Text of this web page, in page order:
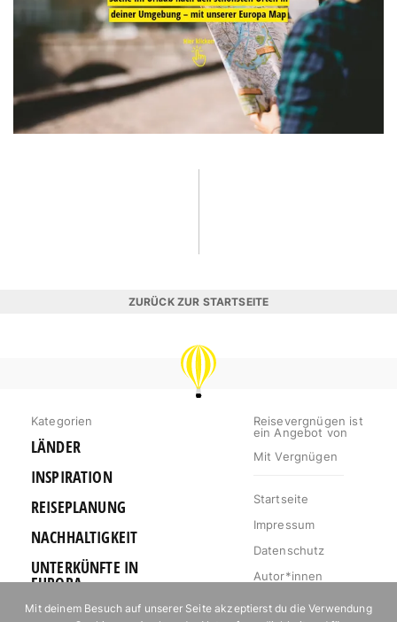
ZURÜCK ZUR STARTSEITE
REISEVERGNÜGEN
Kategorien
LÄNDER
INSPIRATION
REISEPLANUNG
NACHHALTIGKEIT
UNTERKÜNFTE IN
EUROPA
OUTDOOR
Reisevergnügen ist
ein Angebot von
Mit Vergnügen
Startseite
Impressum
Datenschutz
Autor*innen
Mediakit
Mit deinem Besuch auf unserer Seite akzeptierst du die Verwendung